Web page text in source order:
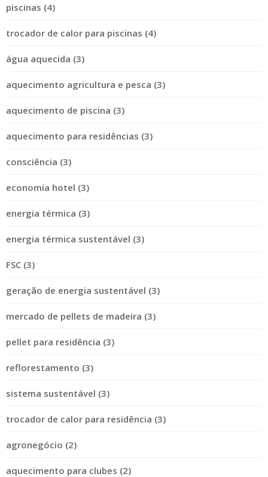
piscinas (4)
trocador de calor para piscinas (4)
água aquecida (3)
aquecimento agricultura e pesca (3)
aquecimento de piscina (3)
aquecimento para residências (3)
consciência (3)
economia hotel (3)
energia térmica (3)
energia térmica sustentável (3)
FSC (3)
geração de energia sustentável (3)
mercado de pellets de madeira (3)
pellet para residência (3)
reflorestamento (3)
sistema sustentável (3)
trocador de calor para residência (3)
agronegócio (2)
aquecimento para clubes (2)